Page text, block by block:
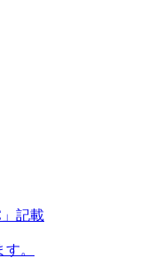
記載
。